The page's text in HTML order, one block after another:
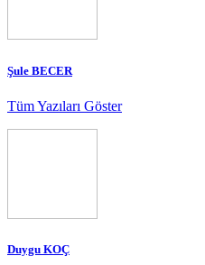
Şule BECER
Tüm Yazıları Göster
Duygu KOÇ